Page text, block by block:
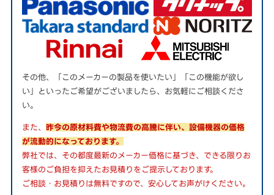
その他、「このメーカーの製品を使いたい」「この機能が欲し
い」といったご希望がございましたら、お気軽にご相談くださ
い。
また、
昨今の原材料費や物流費の高騰に伴い、設備機器の価格
が流動的になっております。
弊社では、その都度最新のメーカー価格に基づき、できる限りお
客様のご負担を抑えたお見積りをご提示しております。
ご相談・お見積りは無料ですので、安心してお声がけください。